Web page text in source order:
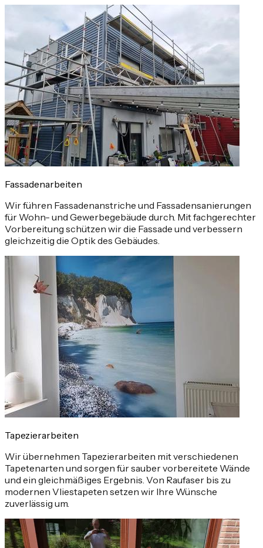
Fassadenarbeiten
Wir führen Fassadenanstriche und Fassadensanierungen
für Wohn- und Gewerbegebäude durch. Mit fachgerechter
Vorbereitung schützen wir die Fassade und verbessern
gleichzeitig die Optik des Gebäudes.
Tapezierarbeiten
Wir übernehmen Tapezierarbeiten mit verschiedenen
Tapetenarten und sorgen für sauber vorbereitete Wände
und ein gleichmäßiges Ergebnis. Von Raufaser bis zu
modernen Vliestapeten setzen wir Ihre Wünsche
zuverlässig um.